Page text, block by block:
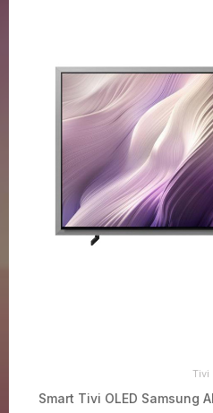
Smart Tivi OLED